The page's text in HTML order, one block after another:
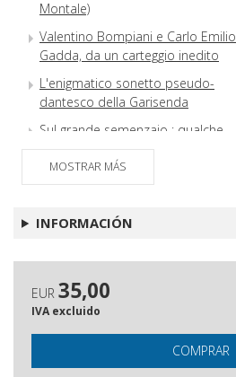
Montale)
Valentino Bompiani e Carlo Emilio
Gadda, da un carteggio inedito
L'enigmatico sonetto pseudo-
dantesco della Garisenda
Sul grande semenzaio : qualche
proposta
MOSTRAR MÁS
INFORMACIÓN
EUR 35,00
IVA excluido
COMPRAR